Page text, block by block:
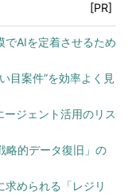
[PR]
でAIを定着させるため
目案件”を効率よく見
ジェント活用のリス
略的データ復旧」の
められる「レジリ